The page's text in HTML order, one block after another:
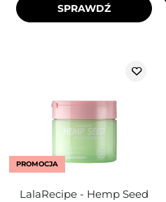
SPRAWDŹ
PROMOCJA
LalaRecipe - Hemp Seed